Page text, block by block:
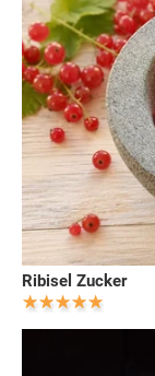
Ribisel Zucker